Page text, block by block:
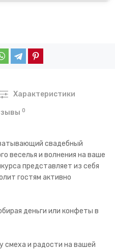
Характеристики
0
свадебный
веселья и волнения на ваше
представляет из себя
гостям активно
деньги или конфеты в
смеха и радости на вашей